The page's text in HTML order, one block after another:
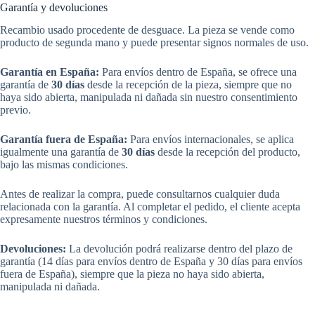
Garantía y devoluciones
Recambio usado procedente de desguace. La pieza se vende como
producto de segunda mano y puede presentar signos normales de uso.
Garantía en España: Para envíos dentro de España, se ofrece una
garantía de 30 días desde la recepción de la pieza, siempre que no
haya sido abierta, manipulada ni dañada sin nuestro consentimiento
previo.
Garantía fuera de España: Para envíos internacionales, se aplica
igualmente una garantía de 30 días desde la recepción del producto,
bajo las mismas condiciones.
Antes de realizar la compra, puede consultarnos cualquier duda
relacionada con la garantía. Al completar el pedido, el cliente acepta
expresamente nuestros términos y condiciones.
Devoluciones: La devolución podrá realizarse dentro del plazo de
garantía (14 días para envíos dentro de España y 30 días para envíos
fuera de España), siempre que la pieza no haya sido abierta,
manipulada ni dañada.